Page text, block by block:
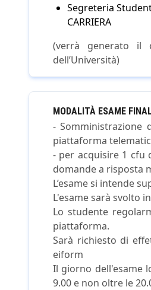
Segreteria
CARRIERA
(verrà generato il
dell’Università)
MODALITÀ ESAME
- Somministrazione
piattaforma
- per acquisire 1 cfu
domande a risposta
L’esame si intende
L'esame sarà svolto
Lo studente
piattaforma.
Sarà richiesto di
eiform
Il giorno dell'esame
9.00 e non oltre le